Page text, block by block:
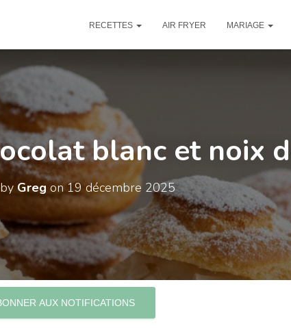
RECETTES AIR FRYER MARIAGE
blanc et noix
Greg on19 décembre 2025
AUX NOTIFICATIONS